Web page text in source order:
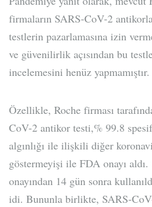
firmaların SARS-CoV-2
testlerin pazarlamasına izin
ve güvenilirlik açısından bu
incelemesini henüz yapmamıştır.
Özellikle, Roche firması
CoV-2 antikor testi,% 99.8
algınlığı ile ilişkili diğer
göstermeyişi ile FDA onayı
onayından 14 gün sonra
idi. Bununla birlikte, SARS-